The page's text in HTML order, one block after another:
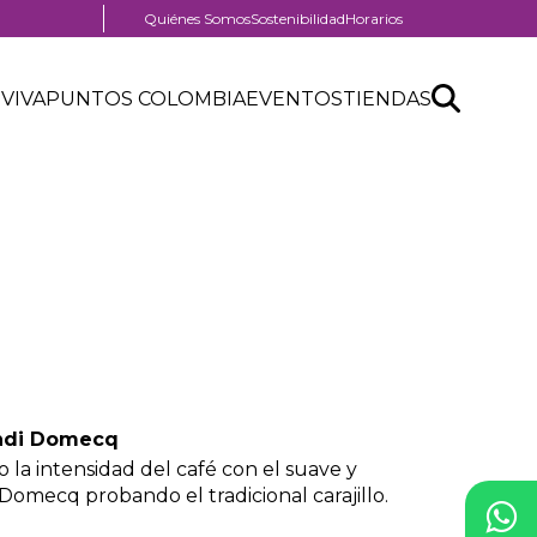
Menú
Quiénes SomosSostenibilidadHorarios
PUNTOS COLOMBIAEVENTOSTIENDASSearch
Buscar
Domecq
la intensidad del café con el suave y
probando el tradicional carajillo.